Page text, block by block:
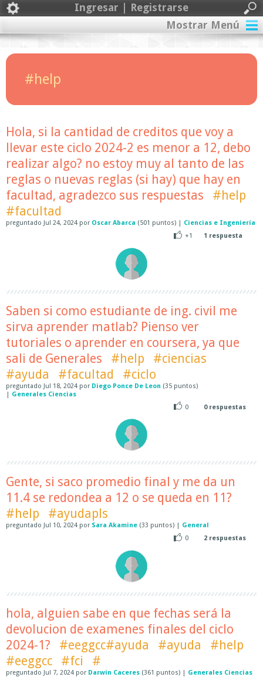
Ingresar | Registrarse
Mostrar Menú
#help
Hola, si la cantidad de creditos que voy a
llevar este ciclo 2024-2 es menor a 12, debo
realizar algo? no estoy muy al tanto de las
reglas o nuevas reglas (si hay) que hay en
facultad, agradezco sus respuestas
#help
#facultad
preguntado Jul 24, 2024 por Oscar Abarca (501 puntos) | Ciencias e Ingeniería
+1
1 respuesta
Saben si como estudiante de ing. civil me
sirva aprender matlab? Pienso ver
tutoriales o aprender en coursera, ya que
sali de Generales
#help
#ciencias
#ayuda
#facultad #ciclo
preguntado Jul 18, 2024 por Diego Ponce De Leon (35 puntos)
| Generales Ciencias
0
0respuestas
Gente, si saco promedio final y me da un
11.4 se redondea a 12 o se queda en 11?
#help
#ayudapls
preguntado Jul 10, 2024 por Sara Akamine (33 puntos) | General
0
2 respuestas
hola, alguien sabe en que fechas será la
devolucion de examenes finales del ciclo
2024-1?
#eeggcc#ayuda #ayuda
#help
#eeggcc
#fci #
preguntado Jul 7, 2024 por Darwin Caceres (361 puntos) | Generales Ciencias